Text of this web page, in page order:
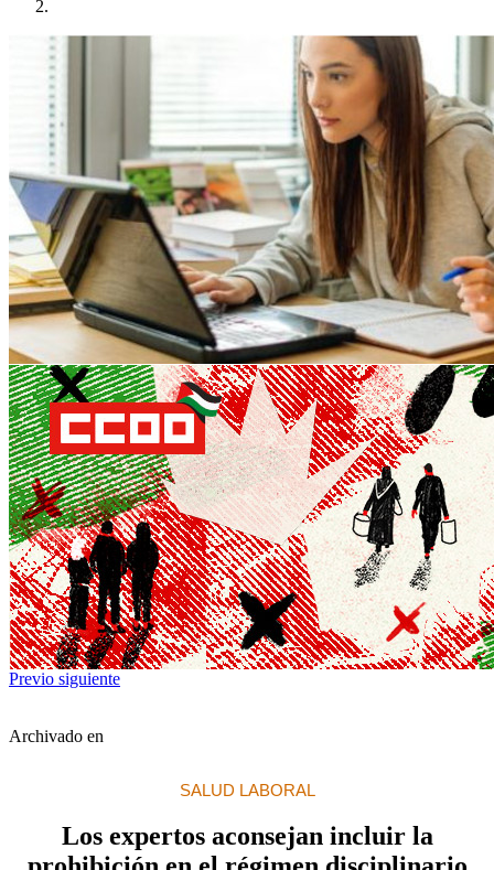
Previo siguiente
Archivado en
SALUD LABORAL
Los expertos aconsejan incluir la